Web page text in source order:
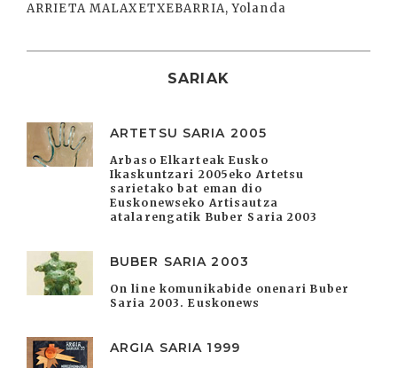
ARRIETA MALAXETXEBARRIA, Yolanda
SARIAK
ARTETSU SARIA 2005
Arbaso Elkarteak Eusko
Ikaskuntzari 2005eko Artetsu
sarietako bat eman dio
Euskonewseko Artisautza
atalarengatik Buber Saria 2003
BUBER SARIA 2003
On line komunikabide onenari Buber
Saria 2003. Euskonews
ARGIA SARIA 1999